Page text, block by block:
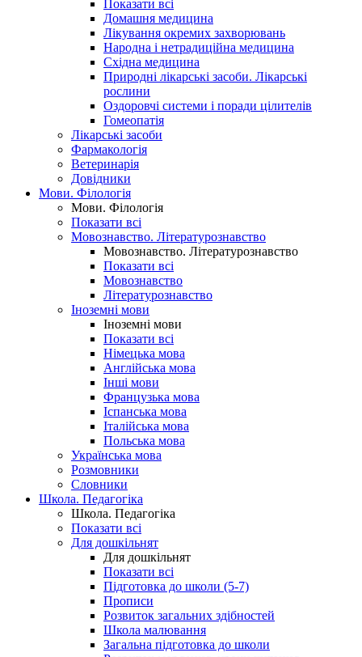
Показати всі
Домашня медицина
Лікування окремих захворювань
Народна і нетрадиційна медицина
Східна медицина
Природні лікарські засоби. Лікарські
рослини
Оздоровчі системи і поради цілителів
Гомеопатія
Лікарські засоби
Фармакологія
Ветеринарія
Довідники
Мови. Філологія
Мови. Філологія
Показати всі
Мовознавство. Літературознавство
Мовознавство. Літературознавство
Показати всі
Мовознавство
Літературознавство
Іноземні мови
Іноземні мови
Показати всі
Німецька мова
Англійська мова
Інші мови
Французька мова
Іспанська мова
Італійська мова
Польська мова
Українська мова
Розмовники
Словники
Школа. Педагогіка
Школа. Педагогіка
Показати всі
Для дошкільнят
Для дошкільнят
Показати всі
Підготовка до школи (5-7)
Прописи
Розвиток загальних здібностей
Школа малювання
Загальна підготовка до школи